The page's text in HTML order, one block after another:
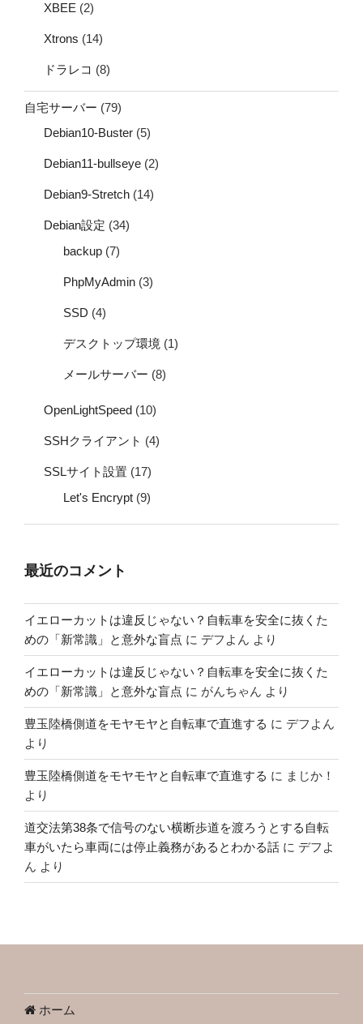
XBEE (2)
Xtrons (14)
ドラレコ (8)
自宅サーバー (79)
Debian10-Buster (5)
Debian11-bullseye (2)
Debian9-Stretch (14)
Debian設定 (34)
backup (7)
PhpMyAdmin (3)
SSD (4)
デスクトップ環境 (1)
メールサーバー (8)
OpenLightSpeed (10)
SSHクライアント (4)
SSLサイト設置 (17)
Let's Encrypt (9)
最近のコメント
イエローカットは違反じゃない？自転車を安全に抜くた
めの「新常識」と意外な盲点 に デフよん より
イエローカットは違反じゃない？自転車を安全に抜くた
めの「新常識」と意外な盲点 に がんちゃん より
豊玉陸橋側道をモヤモヤと自転車で直進する に デフよん
より
豊玉陸橋側道をモヤモヤと自転車で直進する に まじか！
より
道交法第38条で信号のない横断歩道を渡ろうとする自転
車がいたら車両には停止義務があるとわかる話 に デフよ
ん より
ホーム